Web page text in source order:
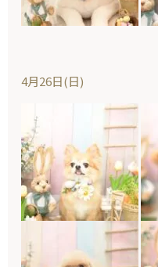
4月26日(日)